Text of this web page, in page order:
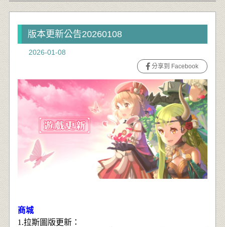
版本更新公告20260108
2026-01-08
分享到 Facebook
商城
1.拉斯圖版更新：